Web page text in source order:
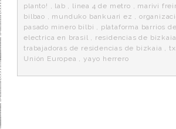
planto! , lab , linea 4 de metro , marivi
bilbao , munduko bankuari ez ,
pasado minero bilbi , plataforma barrios
electrica en brasil , residencias de bizkaia
trabajadoras de residencias de bizkaia ,
Unión Europea ,yayo herrero